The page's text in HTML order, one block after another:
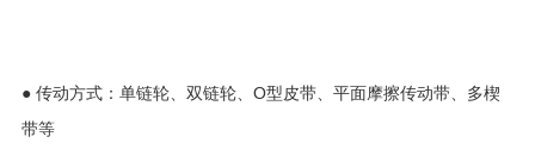
●传动方式：单链轮、双链轮、O型皮带、平面摩擦传动带、多楔
带等